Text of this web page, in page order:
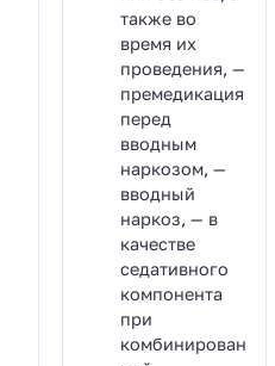
также во
время их
проведения, —
премедикация
перед
вводным
наркозом, —
вводный
наркоз, — в
качестве
седативного
компонента
при
комбинирован